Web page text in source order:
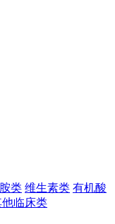
类 维生素类 有机酸
他临床类